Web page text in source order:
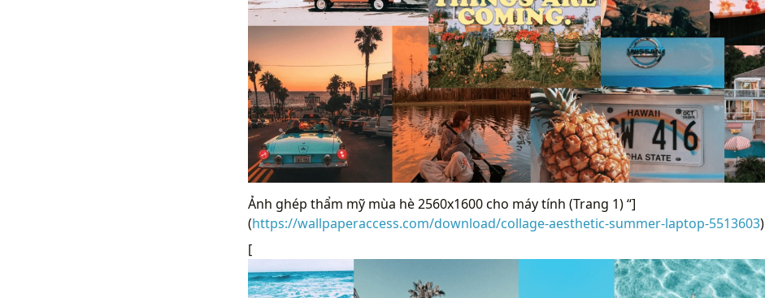
Ảnh ghép thẩm mỹ mùa hè 2560x1600 cho máy tính (Trang 1) “]
(https://wallpaperaccess.com/download/collage-aesthetic-summer-laptop-5513603)
[